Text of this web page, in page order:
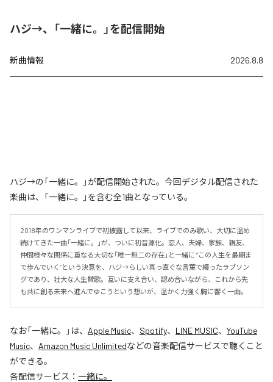
ハジ→、「一緒に。」を配信開始
新曲情報 2026.8.8
ハジ→の「一緒に。」が配信開始された。今回デジタル配信された
楽曲は、「一緒に。」を含む全1曲となっている。
2018年のワンマンライブで初披露して以来、ライブでのみ歌い、大切に温め
続けてきた一曲「一緒に。」が、ついに初音源化。恋人、夫婦、家族、親友、
仲間――様々な関係に重なる大切な「唯一無二の存在」と一緒に “この人生を最期ま
で歩んでいく”という決意を、ハジ→らしい真っ直ぐな言葉で綴ったラブソン
グであり、壮大な人生賛歌。互いに支え合い、認め合いながら、これから先
も共に創る未来へ進んでゆこうという想いが、温かく力強く胸に響く一曲。
なお「一緒に。 」は、 Apple Music、 Spotify、 LINE MUSIC、 YouTube
Music、 Amazon Music Unlimitedなどの音楽配信サービスで聴くこと
ができる。
各配信サービス： 一緒に。